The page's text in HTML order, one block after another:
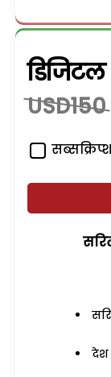
USD150
देश